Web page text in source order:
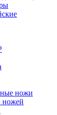
ножи
ножей